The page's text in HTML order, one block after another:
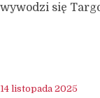
wywodzi się
14 listopada 2025